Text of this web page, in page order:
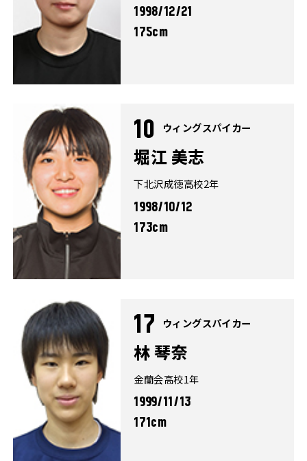
1998/12/21
175cm
10 ウィングスパイカー
堀江 美志
下北沢成徳高校2年
1998/10/12
173cm
17 ウィングスパイカー
林 琴奈
金蘭会高校1年
1999/11/13
171cm